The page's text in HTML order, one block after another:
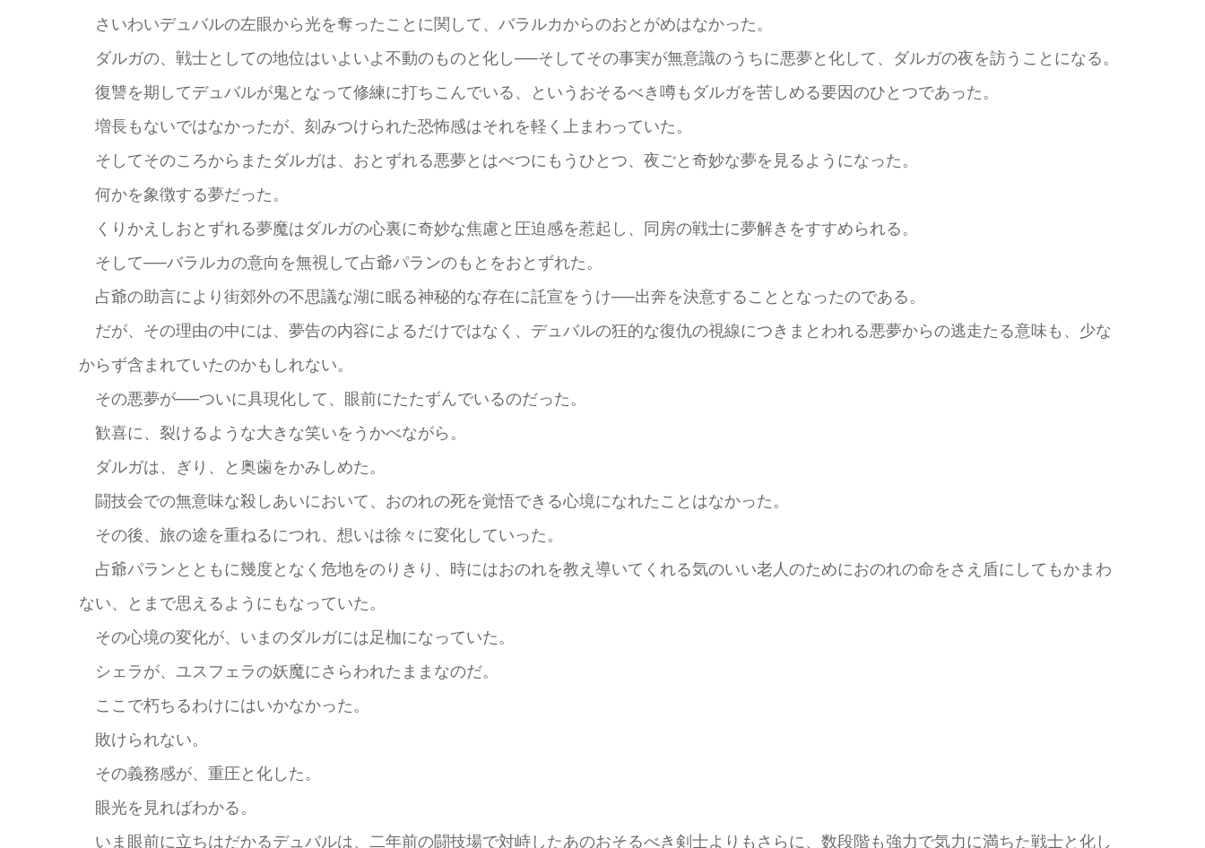
さいわいデュバルの左眼から光を奪ったことに関して、バラルカからのおとがめはなかった。
ダルガの、戦士としての地位はいよいよ不動のものと化し──そしてその事実が無意識のうちに悪夢と化して、ダルガの夜を訪うことになる。
復讐を期してデュバルが鬼となって修練に打ちこんでいる、というおそるべき噂もダルガを苦しめる要因のひとつであった。
増長もないではなかったが、刻みつけられた恐怖感はそれを軽く上まわっていた。
そしてそのころからまたダルガは、おとずれる悪夢とはべつにもうひとつ、夜ごと奇妙な夢を見るようになった。
何かを象徴する夢だった。
くりかえしおとずれる夢魔はダルガの心裏に奇妙な焦慮と圧迫感を惹起し、同房の戦士に夢解きをすすめられる。
そして──バラルカの意向を無視して占爺パランのもとをおとずれた。
占爺の助言により街郊外の不思議な湖に眠る神秘的な存在に託宣をうけ──出奔を決意することとなったのである。
だが、その理由の中には、夢告の内容によるだけではなく、デュバルの狂的な復仇の視線につきまとわれる悪夢からの逃走たる意味も、少な
からず含まれていたのかもしれない。
その悪夢が──ついに具現化して、眼前にたたずんでいるのだった。
歓喜に、裂けるような大きな笑いをうかべながら。
ダルガは、ぎり、と奥歯をかみしめた。
闘技会での無意味な殺しあいにおいて、おのれの死を覚悟できる心境になれたことはなかった。
その後、旅の途を重ねるにつれ、想いは徐々に変化していった。
占爺パランとともに幾度となく危地をのりきり、時にはおのれを教え導いてくれる気のいい老人のためにおのれの命をさえ盾にしてもかまわ
ない、とまで思えるようにもなっていた。
その心境の変化が、いまのダルガには足枷になっていた。
シェラが、ユスフェラの妖魔にさらわれたままなのだ。
ここで朽ちるわけにはいかなかった。
敗けられない。
その義務感が、重圧と化した。
眼光を見ればわかる。
いま眼前に立ちはだかるデュバルは、二年前の闘技場で対峙したあのおそるべき剣士よりもさらに、数段階も強力で気力に満ちた戦士と化し